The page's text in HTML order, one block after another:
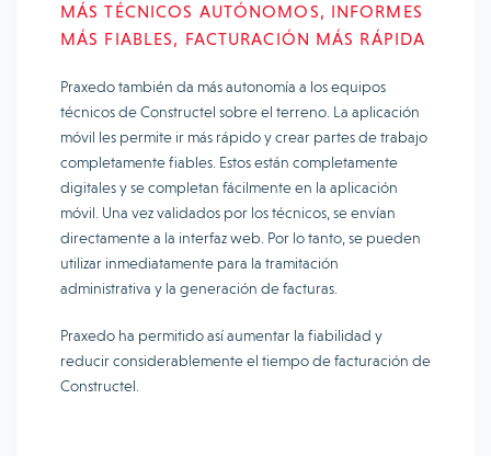
MÁS TÉCNICOS AUTÓNOMOS, INFORMES
MÁS FIABLES, FACTURACIÓN MÁS RÁPIDA
Praxedo también da más autonomía a los equipos
técnicos de Constructel sobre el terreno. La aplicación
móvil les permite ir más rápido y crear partes de trabajo
completamente fiables. Estos están completamente
digitales y se completan fácilmente en la aplicación
móvil. Una vez validados por los técnicos, se envían
directamente a la interfaz web. Por lo tanto, se pueden
utilizar inmediatamente para la tramitación
administrativa y la generación de facturas.
Praxedo ha permitido así aumentar la fiabilidad y
reducir considerablemente el tiempo de facturación de
Constructel.